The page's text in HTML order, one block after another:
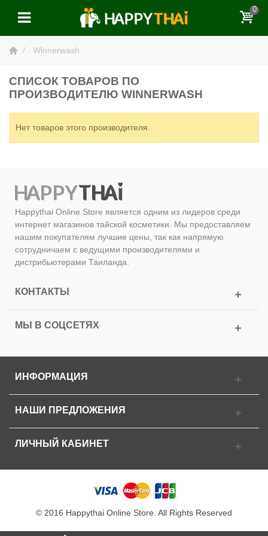
0
Winnerwash
СПИСОК ТОВАРОВ ПО
ПРОИЗВОДИТЕЛЮ WINNERWASH
Нет товаров этого производителя.
Happythai Online Store является одним из лидеров среди
интернет магазинов тайской косметики. Мы предоставляем
нашим покупателям лучшие цены, так как напрямую
сотрудничаем с ведущими производителями и
дистрибьютерами Таиланда.
КОНТАКТЫ
МЫ В СОЦСЕТЯХ
ИНФОРМАЦИЯ
НАШИ ПРЕДЛОЖЕНИЯ
ЛИЧНЫЙ КАБИНЕТ
© 2016 Happythai Online Store. All Rights Reserved